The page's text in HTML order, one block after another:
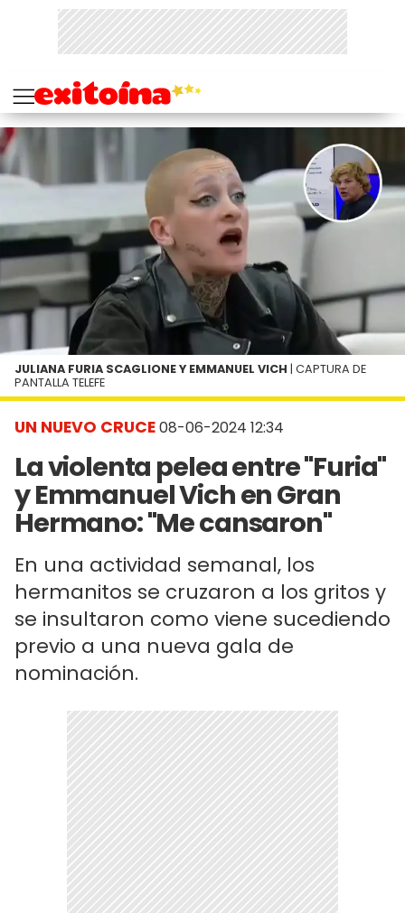
UN NUEVO CRUCE08-06-2024 12:34
La violenta pelea entre "Furia"
y Emmanuel Vich en Gran
Hermano: "Me cansaron"
En una actividad semanal, los
hermanitos se cruzaron a los gritos y
se insultaron como viene sucediendo
previo a una nueva gala de
nominación.
JULIANA FURIA SCAGLIONE Y EMMANUEL VICH | CAPTURA DE
PANTALLA TELEFE